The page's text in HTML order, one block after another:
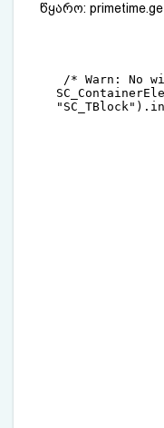
წყარო: ​primetime.ge